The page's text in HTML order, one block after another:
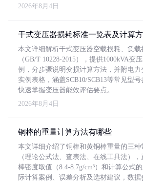
2026年8月4日
干式变压器损耗标准一览表及计算
本文详细解析干式变压器空载损耗、负
（GB/T 10228-2015），提供1000kVA变
例，分步骤说明变损计算方法，并附电
实例表格，涵盖SCB10/SCB13等常见型
快速掌握变压器能效评估要点。
2026年8月4日
铜棒的重量计算方法有哪些
本文详细介绍了铜棒和黄铜棒重量的三
（理论公式法、查表法、在线工具法）
棒密度取值（8.4-8.7g/cm³）和计算公式
际计算案例、误差分析及选材建议，数据